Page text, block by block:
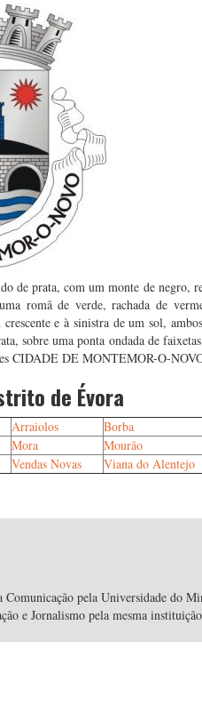
de prata, com um monte de
romã de verde, rachada de
e à sinistra de um sol,
sobre uma ponta ondada de
CIDADE DE MONTEMOR-O-
de Évora
Arraiolos Borba
Mora Mourão
Vendas Novas Viana do Alentejo
Comunicação pela Universidade do
e Jornalismo pela mesma